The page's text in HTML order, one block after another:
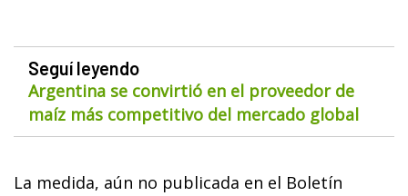
Seguí leyendo
Argentina se convirtió en el proveedor de
maíz más competitivo del mercado global
La medida, aún no publicada en el Boletín